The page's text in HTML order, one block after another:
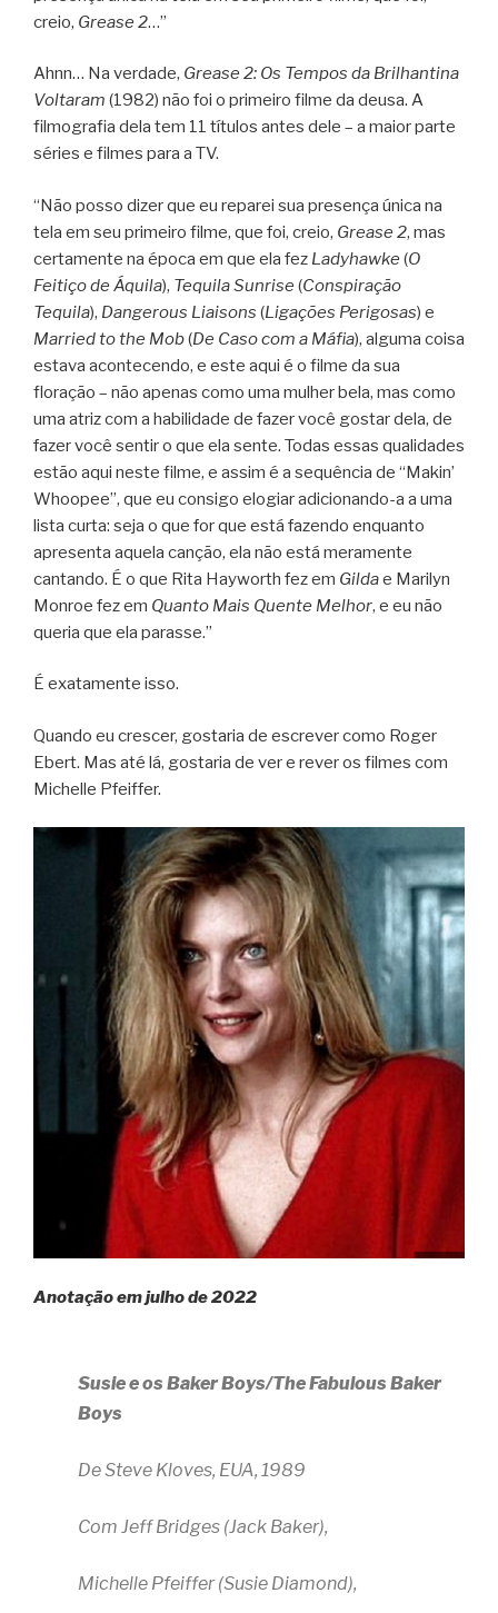
creio, Grease 2…”
Ahnn… Na verdade, Grease 2: Os Tempos da Brilhantina
Voltaram (1982) não foi o primeiro filme da deusa. A
filmografia dela tem 11 títulos antes dele – a maior parte
séries e filmes para a TV.
“Não posso dizer que eu reparei sua presença única na
tela em seu primeiro filme, que foi, creio, Grease 2, mas
certamente na época em que ela fez Ladyhawke (O
Feitiço de Áquila), Tequila Sunrise (Conspiração
Tequila), Dangerous Liaisons (Ligações Perigosas) e
Married to the Mob(De Caso com a Máfia), alguma coisa
estava acontecendo, e este aqui é o filme da sua
floração – não apenas como uma mulher bela, mas como
uma atriz com a habilidade de fazer você gostar dela, de
fazer você sentir o que ela sente. Todas essas qualidades
estão aqui neste filme, e assim é a sequência de “Makin’
Whoopee”, que eu consigo elogiar adicionando-a a uma
lista curta: seja o que for que está fazendo enquanto
apresenta aquela canção, ela não está meramente
cantando. É o que Rita Hayworth fez em Gildae Marilyn
Monroe fez em Quanto Mais Quente Melhor, e eu não
queria que ela parasse.”
É exatamente isso.
Quando eu crescer, gostaria de escrever como Roger
Ebert. Mas até lá, gostaria de ver e rever os filmes com
Michelle Pfeiffer.
Anotação em julho de 2022
Susie e os Baker Boys/The Fabulous Baker
Boys
De Steve Kloves, EUA, 1989
Com Jeff Bridges (Jack Baker),
Michelle Pfeiffer (Susie Diamond),